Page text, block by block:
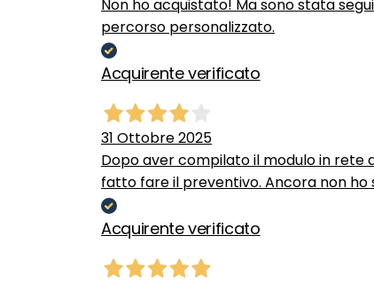
Non ho acquistato! Ma sono stata
percorso personalizzato.
Acquirente verificato
31 Ottobre 2025
Dopo aver compilato il modulo in rete
fatto fare il preventivo. Ancora non
Acquirente verificato